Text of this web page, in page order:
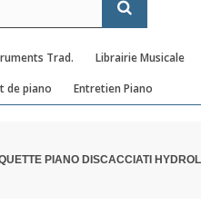
Trad. Librairie Musicale
de piano Entretien Piano
PIANO DISCACCIATI